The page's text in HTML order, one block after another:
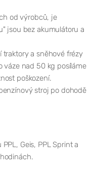
od výrobců, je
jsou bez akumulátoru a
traktory a sněhové frézy
váze nad 50 kg posíláme
poškození.
stroj po dohodě
Geis, PPL Sprint a